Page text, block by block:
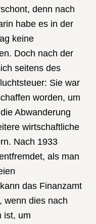
denn nach
habe es in der
keine
Doch nach der
seitens des
Sie war
worden, um
Abwanderung
wirtschaftliche
Nach 1933
als man
das Finanzamt
wenn dies nach
ist, um